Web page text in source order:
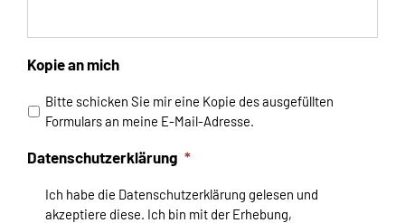
Kopie an mich
Bitte schicken Sie mir eine Kopie des ausgefüllten
Formulars an meine E-Mail-Adresse.
Datenschutzerklärung *
Ich habe die Datenschutzerklärung gelesen und
akzeptiere diese. Ich bin mit der Erhebung,